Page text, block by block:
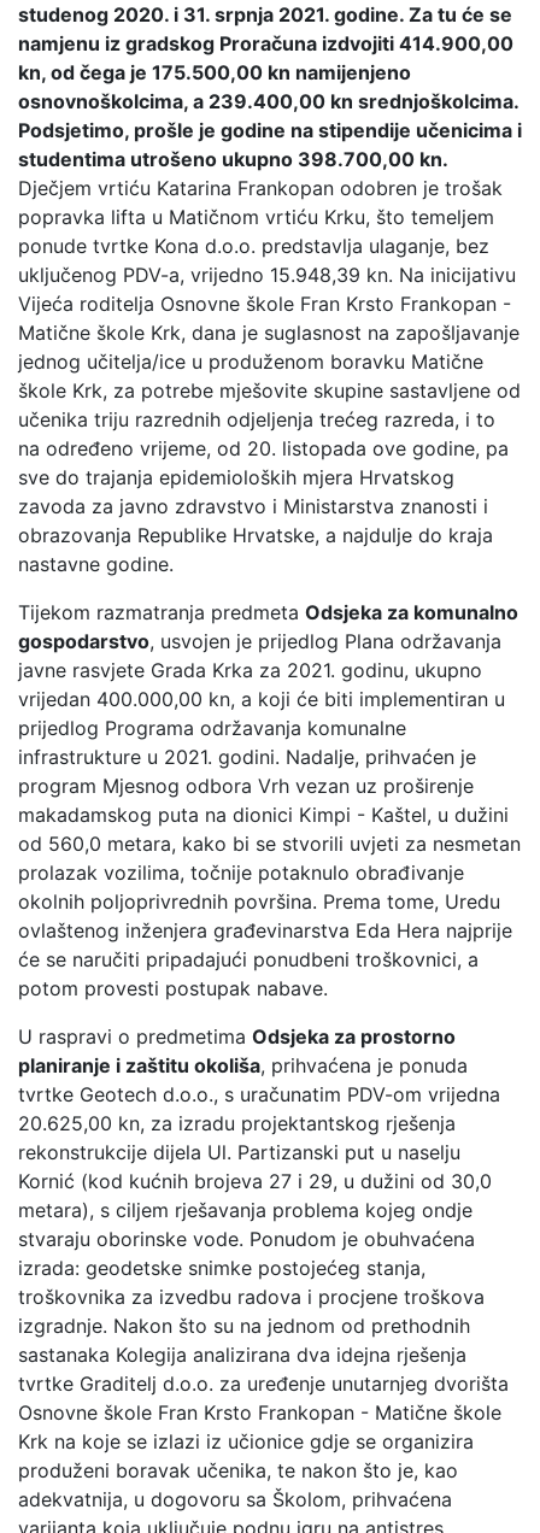
studenog 2020. i 31. srpnja 2021. godine. Za tu će se
namjenu iz gradskog Proračuna izdvojiti 414.900,00
kn, od čega je 175.500,00 kn namijenjeno
osnovnoškolcima, a 239.400,00 kn srednjoškolcima.
Podsjetimo, prošle je godine na stipendije učenicima i
studentima utrošeno ukupno 398.700,00 kn.
Dječjem vrtiću Katarina Frankopan odobren je trošak
popravka lifta u Matičnom vrtiću Krku, što temeljem
ponude tvrtke Kona d.o.o. predstavlja ulaganje, bez
uključenog PDV-a, vrijedno 15.948,39 kn. Na inicijativu
Vijeća roditelja Osnovne škole Fran Krsto Frankopan -
Matične škole Krk, dana je suglasnost na zapošljavanje
jednog učitelja/ice u produženom boravku Matične
škole Krk, za potrebe mješovite skupine sastavljene od
učenika triju razrednih odjeljenja trećeg razreda, i to
na određeno vrijeme, od 20. listopada ove godine, pa
sve do trajanja epidemioloških mjera Hrvatskog
zavoda za javno zdravstvo i Ministarstva znanosti i
obrazovanja Republike Hrvatske, a najdulje do kraja
nastavne godine.
Tijekom razmatranja predmeta Odsjeka za komunalno
gospodarstvo, usvojen je prijedlog Plana održavanja
javne rasvjete Grada Krka za 2021. godinu, ukupno
vrijedan 400.000,00 kn, a koji će biti implementiran u
prijedlog Programa održavanja komunalne
infrastrukture u 2021. godini. Nadalje, prihvaćen je
program Mjesnog odbora Vrh vezan uz proširenje
makadamskog puta na dionici Kimpi - Kaštel, u dužini
od 560,0 metara, kako bi se stvorili uvjeti za nesmetan
prolazak vozilima, točnije potaknulo obrađivanje
okolnih poljoprivrednih površina. Prema tome, Uredu
ovlaštenog inženjera građevinarstva Eda Hera najprije
će se naručiti pripadajući ponudbeni troškovnici, a
potom provesti postupak nabave.
U raspravi o predmetima Odsjeka za prostorno
planiranje i zaštitu okoliša, prihvaćena je ponuda
tvrtke Geotech d.o.o., s uračunatim PDV-om vrijedna
20.625,00 kn, za izradu projektantskog rješenja
rekonstrukcije dijela Ul. Partizanski put u naselju
Kornić (kod kućnih brojeva 27 i 29, u dužini od 30,0
metara), s ciljem rješavanja problema kojeg ondje
stvaraju oborinske vode. Ponudom je obuhvaćena
izrada: geodetske snimke postojećeg stanja,
troškovnika za izvedbu radova i procjene troškova
izgradnje. Nakon što su na jednom od prethodnih
sastanaka Kolegija analizirana dva idejna rješenja
tvrtke Graditelj d.o.o. za uređenje unutarnjeg dvorišta
Osnovne škole Fran Krsto Frankopan - Matične škole
Krk na koje se izlazi iz učionice gdje se organizira
produženi boravak učenika, te nakon što je, kao
adekvatnija, u dogovoru sa Školom, prihvaćena